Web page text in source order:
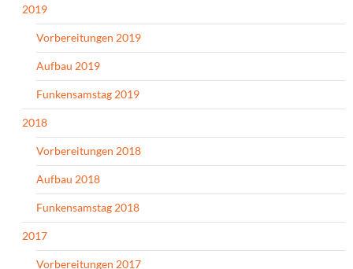
2019
Vorbereitungen 2019
Aufbau 2019
Funkensamstag 2019
2018
Vorbereitungen 2018
Aufbau 2018
Funkensamstag 2018
2017
Vorbereitungen 2017